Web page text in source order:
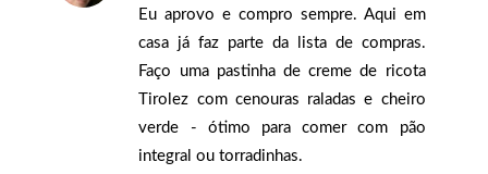
Eu aprovo e compro sempre. Aqui em
casa já faz parte da lista de compras.
Faço uma pastinha de creme de ricota
Tirolez com cenouras raladas e cheiro
verde - ótimo para comer com pão
integral ou torradinhas.